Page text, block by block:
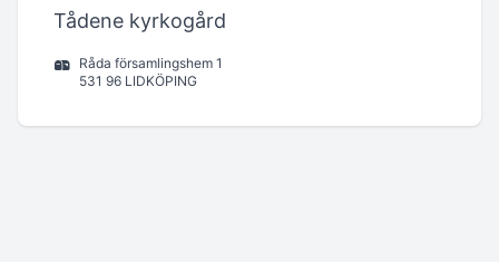
Tådene kyrkogård
Råda församlingshem 1
531 96 LIDKÖPING